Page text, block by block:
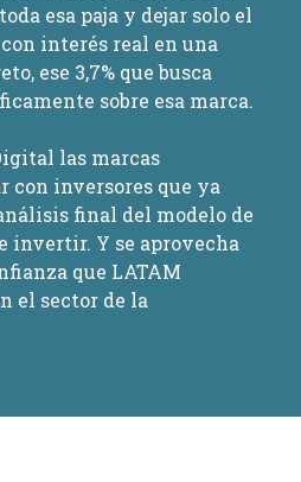
esa paja y dejar solo el
interés real en una
ese 3,7% que busca
sobre esa marca.
las marcas
con inversores que ya
final del modelo de
invertir. Y se aprovecha
que LATAM
el sector de la